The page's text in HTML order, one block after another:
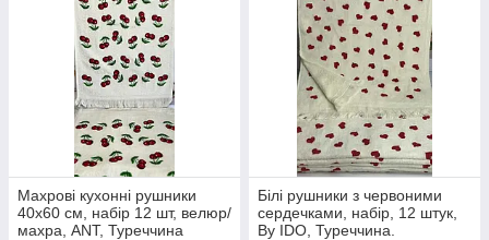
Махрові кухонні рушники
40х60 см, набір 12 шт, велюр/
махра, ANT, Туреччина
Білі рушники з червоними
сердечками, набір, 12 штук,
By IDO, Туреччина.